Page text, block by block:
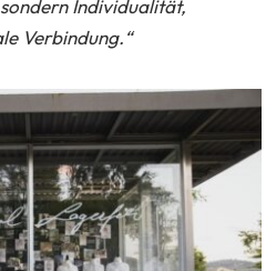
Individualität,
Verbindung.“